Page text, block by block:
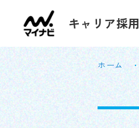
キャリア採用
ホーム